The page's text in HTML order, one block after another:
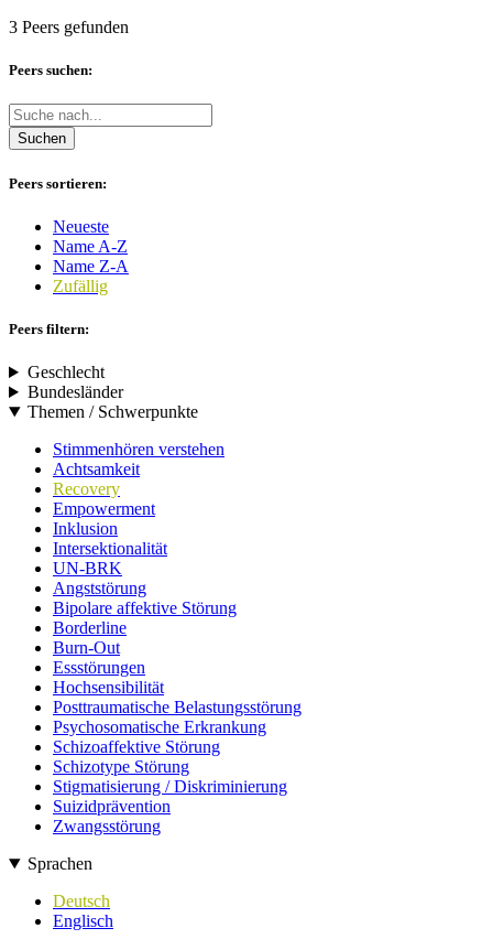
3 Peers gefunden
Peers suchen:
Suchen
Peers sortieren:
Neueste
Name A-Z
Name Z-A
Zufällig
Peers filtern:
Geschlecht
Bundesländer
Themen / Schwerpunkte
Stimmenhören verstehen
Achtsamkeit
Recovery
Empowerment
Inklusion
Intersektionalität
UN-BRK
Angststörung
Bipolare affektive Störung
Borderline
Burn-Out
Essstörungen
Hochsensibilität
Posttraumatische Belastungsstörung
Psychosomatische Erkrankung
Schizoaffektive Störung
Schizotype Störung
Stigmatisierung / Diskriminierung
Suizidprävention
Zwangsstörung
Sprachen
Deutsch
Englisch